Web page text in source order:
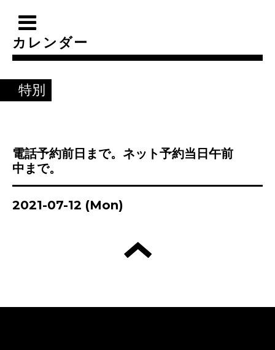
カレンダー
特別
電話予約前日まで。ネット予約当日午前
中まで。
2021-07-12 (Mon)